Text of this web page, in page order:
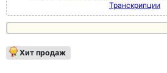
Транскрипции
Хит продаж